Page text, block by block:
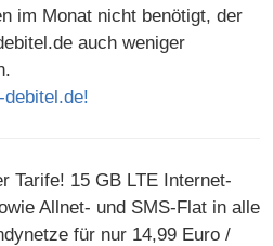
im Monat nicht benötigt, der
auch weniger
Tarife! 15 GB LTE Internet-
Allnet- und SMS-Flat in alle
für nur 14,99 Euro /